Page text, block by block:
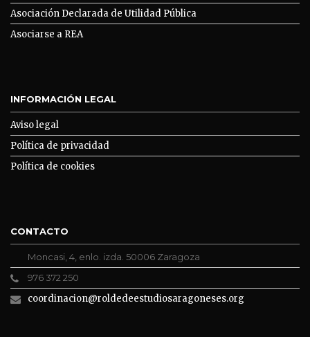
Asociación Declarada de Utilidad Pública
Asociarse a REA
INFORMACIÓN LEGAL
Aviso legal
Política de privacidad
Política de cookies
CONTACTO
Moncasi, 4, enlo. izda. 50006 Zaragoza
976 372 250
coordinacion@roldedeestudiosaragoneses.org